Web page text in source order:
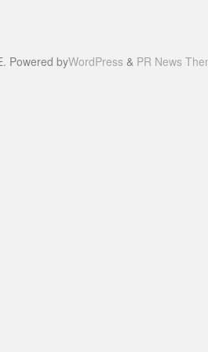
Powered byWordPress& PR News